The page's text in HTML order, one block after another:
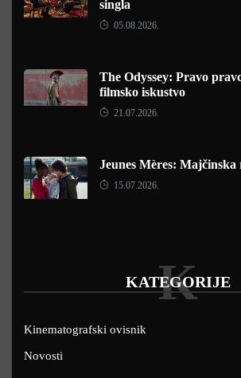
singla
05.08.2026.
The Odyssey: Pravo
filmsko iskustvo
21.07.2026.
Jeunes Mères: Majčinska
15.07.2026.
KATEGORIJE
K
Kinematografski ovisnik
Novosti